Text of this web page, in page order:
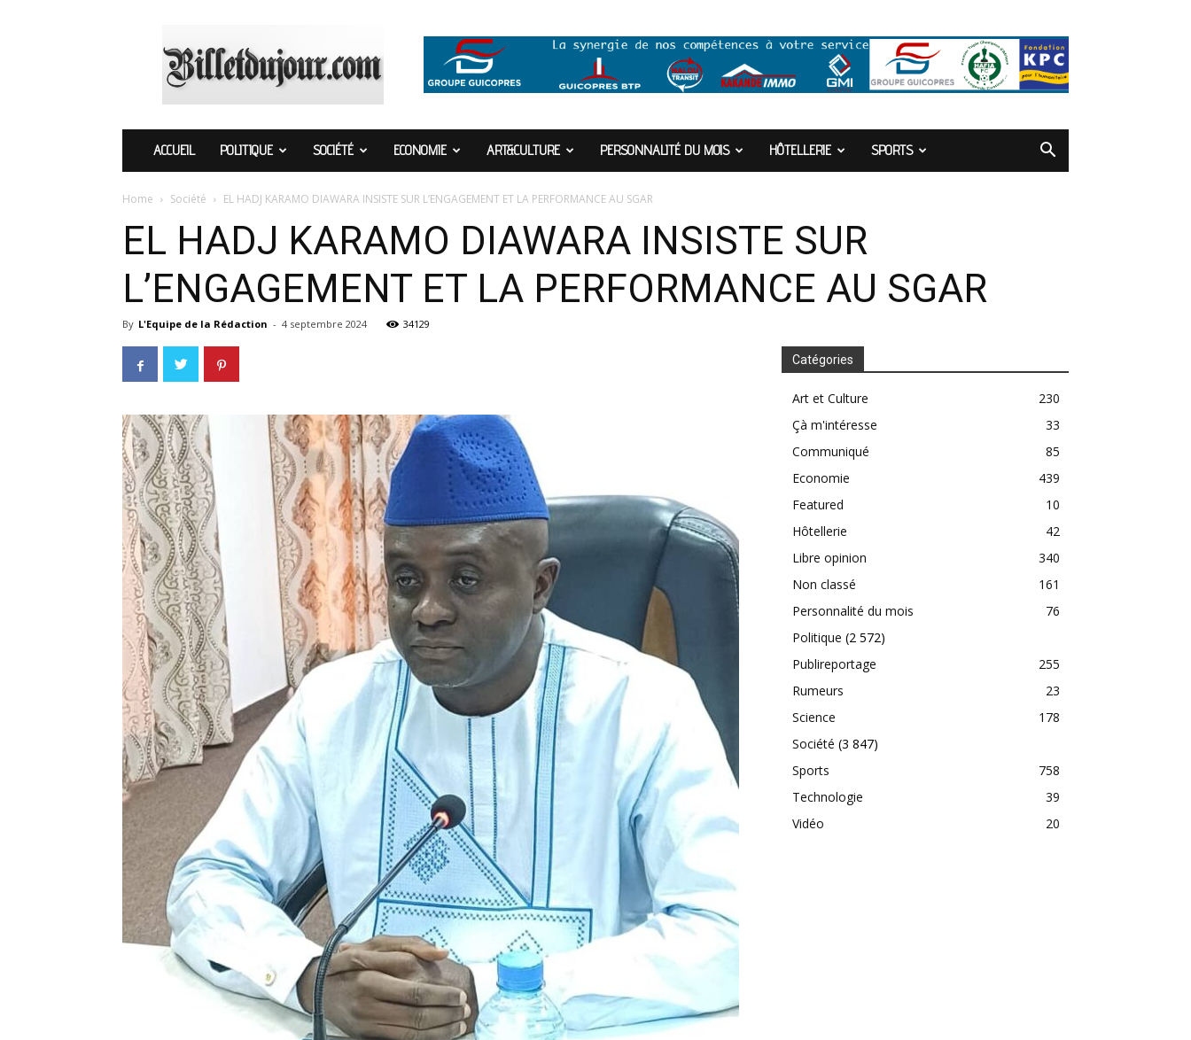
ACCUEIL POLITIQUE SOCIÉTÉ ECONOMIE ART&CULTURE PERSONNALITÉ DU MOIS HÔTELLERIE SPORTS
Home Société EL HADJ KARAMO DIAWARA INSISTE SUR L’ENGAGEMENT ET LA PERFORMANCE AU SGAR
EL HADJ KARAMO DIAWARA INSISTE SUR
L’ENGAGEMENT ET LA PERFORMANCE AU SGAR
By L'Equipe de la Rédaction - 4 septembre 2024 34129
Catégories
Art et Culture
230
Çà m'intéresse
33
Communiqué
85
Economie
439
Featured
10
Hôtellerie
42
Libre opinion
340
Non classé
161
Personnalité du mois
76
Politique (2 572)
Publireportage
255
Rumeurs
23
Science
178
Société (3 847)
Sports
758
Technologie
39
Vidéo
20